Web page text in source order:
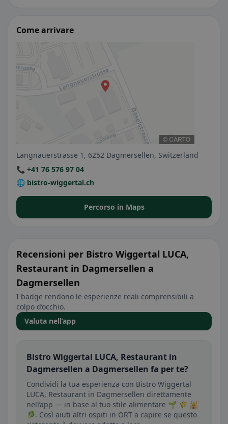
Come arrivare
Langnauerstrasse 1, 6252 Dagmersellen, Switzerland
📞 +41 76 576 97 04
🌐 bistro-wiggertal.ch
Percorso in Maps
Recensioni per Bistro Wiggertal LUCA,
Restaurant in Dagmersellen a
Dagmersellen
I badge rendono le esperienze reali comprensibili a
colpo d’occhio.
Valuta nell’app
Bistro Wiggertal LUCA, Restaurant in
Dagmersellen a Dagmersellen fa per te?
Condividi la tua esperienza con Bistro Wiggertal
LUCA, Restaurant in Dagmersellen direttamente
nell’app — in base al tuo stile alimentare 🌱 🌾 🕌
🥬. Così aiuti altri ospiti in ORT a capire se questo